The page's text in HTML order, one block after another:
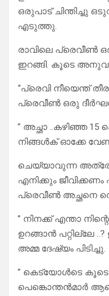
ഒരുപാട് ചിന്തിച്ചു
എടുത്തു.
രാവിലെ പ്രെവീൺ
ഇറങ്ങി. കൂടെ
“പ്രെവി നീയെന്ത്
പ്രെവീൺ ഒരു
” അച്ഛാ ..കഴിഞ്ഞ
നിങ്ങൾക് ഓക്കേ
ചെയ്യാവുന്ന
എനിക്കും
പ്രെവീൺ അച്ഛനെ
” നിനക്ക് എന്താ
ഉറങ്ങാൻ പറ്റില്ലേ
അമ്മ ദേഷ്യം പിടിച്ചു.
” കെട്യോൾടെ
പെങ്കൊന്തൻമാർ